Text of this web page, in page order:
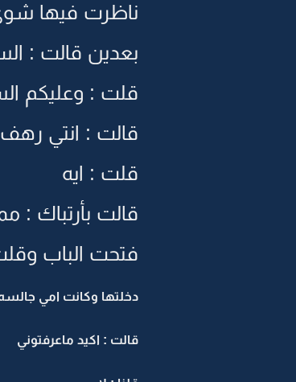
ناظرت فيها
بعدين قالت :
قلت : وعليكم
قالت : انتي رهف
قلت : ايه
قالت بأرتباك :
فتحت الباب
دخلتها وكانت امي
قالت : اكيد ماعرفتوني